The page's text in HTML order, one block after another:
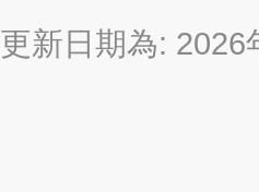
更新日期為: 2026